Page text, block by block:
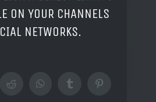
ON YOUR CHANNELS
NETWORKS.
RedditWhatsAppTumblrPinterest